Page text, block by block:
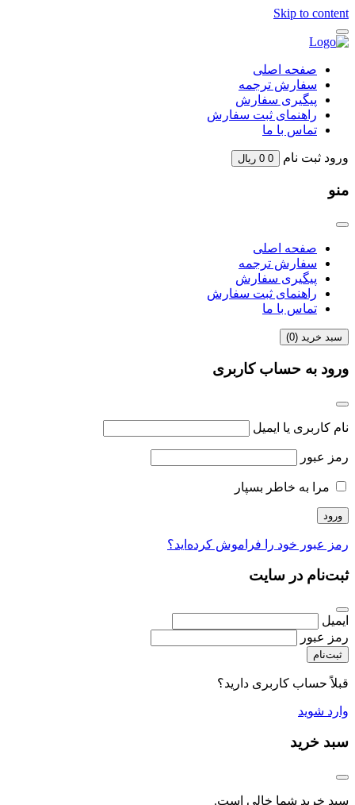
Skip to content
صفحه اصلی
سفارش ترجمه
پیگیری سفارش
راهنمای ثبت سفارش
تماس با ما
ورود ثبت نام 0
0 ریال
منو
صفحه اصلی
سفارش ترجمه
پیگیری سفارش
راهنمای ثبت سفارش
تماس با ما
سبد خرید (0
)
ورود به حساب کاربری
نام کاربری یا ایمیل
رمز عبور
مرا به خاطر بسپار
رمز عبور خود را فراموش کرده‌اید؟
ثبت‌نام در سایت
ایمیل
رمز عبور
ثبت‌نام
قبلاً حساب کاربری دارید؟
وارد شوید
سبد خرید
سبد خرید شما خالی است.